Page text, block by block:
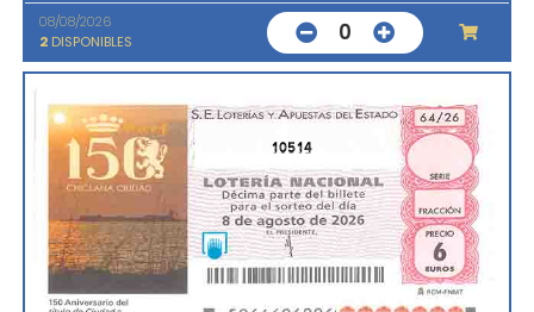
08/08/2026
2 DISPONIBLES 0
10514